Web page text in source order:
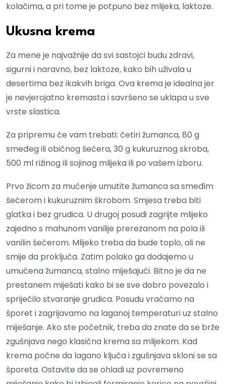
kolačima, a pri tome je potpuno bez mlijeka, laktoze.
Ukusna krema
Za mene je najvažnije da svi sastojci budu zdravi,
sigurni i naravno, bez laktoze, kako bih uživala u
desertima bez ikakvih briga. Ova krema je idealna jer
je nevjerojatno kremasta i savršeno se uklapa u sve
vrste slastica.
Za pripremu će vam trebati: četiri žumanca, 80 g
smeđeg ili običnog šećera, 30 g kukuruznog skroba,
500 ml rižinog ili sojinog mlijeka ili po vašem izboru.
Prvo žicom za mućenje umutite žumanca sa smeđim
šećerom i kukuruznim škrobom. Smjesa treba biti
glatka i bez grudica. U drugoj posudi zagrijte mlijeko
zajedno s mahunom vanilije prerezanom na pola ili
vanilin šećerom. Mlijeko treba da bude toplo, ali ne
smije da proključa. Zatim polako ga dodajemo u
umućena žumanca, stalno miješajući. Bitno je da ne
prestanem miješati kako bi se sve dobro povezalo i
spriječilo stvaranje grudica. Posudu vraćamo na
šporet i zagrijavamo na laganoj temperaturi uz stalno
miješanje. Ako ste početnik, treba da znate da se brže
zgušnjava nego klasična krema sa mlijekom. Kad
krema počne da lagano ključa i zgušnjava skloni se sa
šporeta. Ostavite da se ohladi uz povremeno